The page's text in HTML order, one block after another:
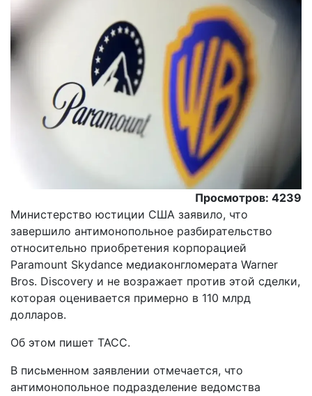
Просмотров: 4239
Министерство юстиции США заявило, что
завершило антимонопольное разбирательство
относительно приобретения корпорацией
Paramount Skydance медиаконгломерата Warner
Bros. Discovery и не возражает против этой сделки,
которая оценивается примерно в 110 млрд
долларов.
Oб этом пишет ТАСС.
В письменном заявлении отмечается, что
антимонопольное подразделение ведомства